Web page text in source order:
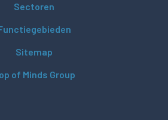
Sectoren
Sitemap
of Minds Group